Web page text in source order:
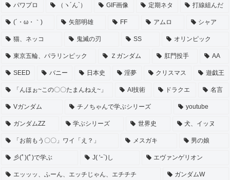
パワプロ （ヽ´ん`） GIF画像 定期ネタ 打線組んだ
(´・ω・｀) 矢部明雄 FF アムロ シャア
猫、ネッコ 鬼滅の刃 SS オリンピック
東京五輪、パラリンピック Ｚガンダム 肛門投手 AA
SEED バニー 日本史 淫夢 クリスマス 遊戯王
「んほぉ~この〇〇たまんねえ~」 AI技術 ドラクエ 名言
Vガンダム チノちゃんで学ぶシリーズ youtube
ガンダムZZ 学ぶシリーズ 世界史 犬、イッヌ
「お前もう〇〇」ワイ「え？」 メスガキ 男の娘
彡(ﾟ)(ﾟ)で学ぶ J( 'ｰ`)し エヴァンゲリオン
エッッッ、ふーん、エッチじゃん、エチチチ ガンダムW